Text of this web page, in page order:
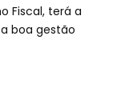
Fiscal, terá a
boa gestão